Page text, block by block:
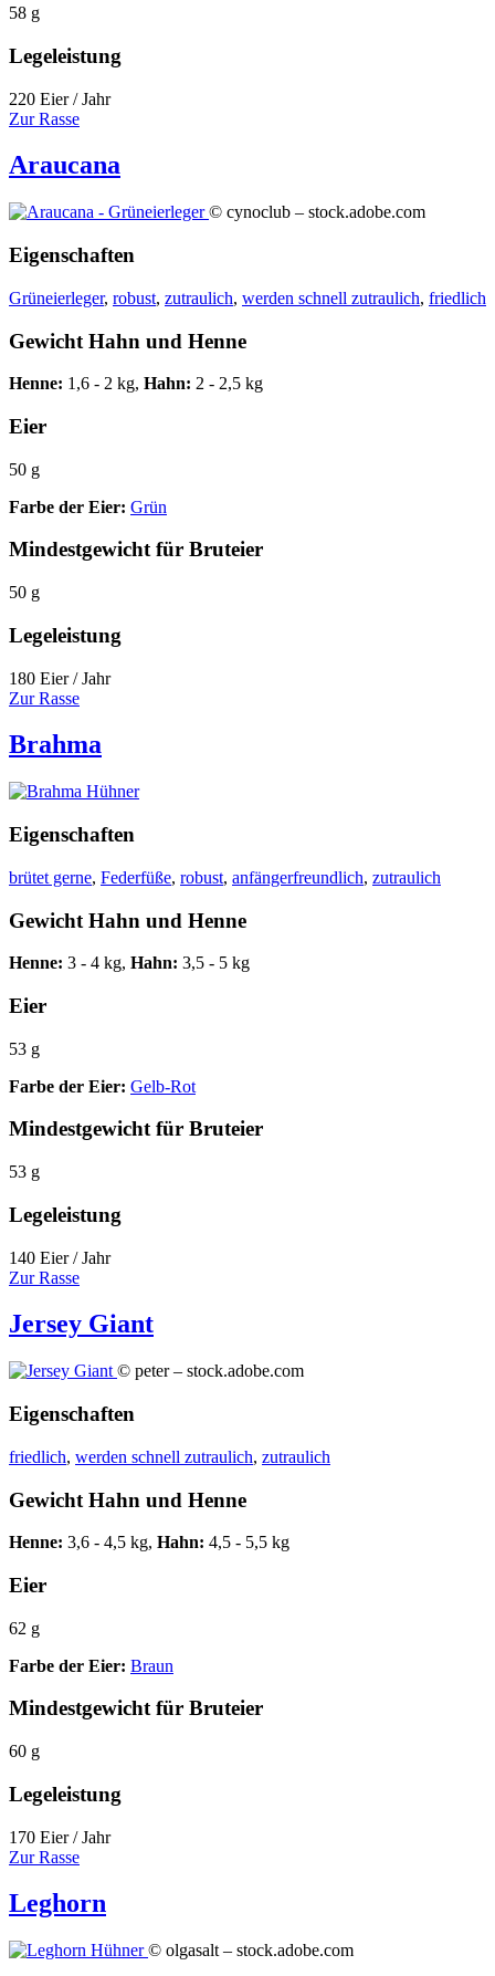
58 g
Legeleistung
220 Eier / Jahr
Zur Rasse
Araucana
© cynoclub – stock.adobe.com
Eigenschaften
Grüneierleger, robust, zutraulich, werden schnell zutraulich, friedlich
Gewicht Hahn und Henne
Henne: 1,6 - 2 kg, Hahn: 2 - 2,5 kg
Eier
50 g
Farbe der Eier: Grün
Mindestgewicht für Bruteier
50 g
Legeleistung
180 Eier / Jahr
Zur Rasse
Brahma
Eigenschaften
brütet gerne, Federfüße, robust, anfängerfreundlich, zutraulich
Gewicht Hahn und Henne
Henne: 3 - 4 kg, Hahn: 3,5 - 5 kg
Eier
53 g
Farbe der Eier: Gelb-Rot
Mindestgewicht für Bruteier
53 g
Legeleistung
140 Eier / Jahr
Zur Rasse
Jersey Giant
© peter – stock.adobe.com
Eigenschaften
friedlich, werden schnell zutraulich, zutraulich
Gewicht Hahn und Henne
Henne: 3,6 - 4,5 kg, Hahn: 4,5 - 5,5 kg
Eier
62 g
Farbe der Eier: Braun
Mindestgewicht für Bruteier
60 g
Legeleistung
170 Eier / Jahr
Zur Rasse
Leghorn
© olgasalt – stock.adobe.com